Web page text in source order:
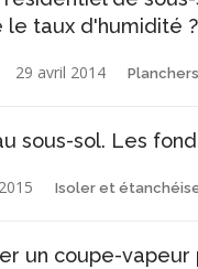
le taux d'humidité ?
29 avril 2014
sous-sol. Les
Isoler et
un coupe-